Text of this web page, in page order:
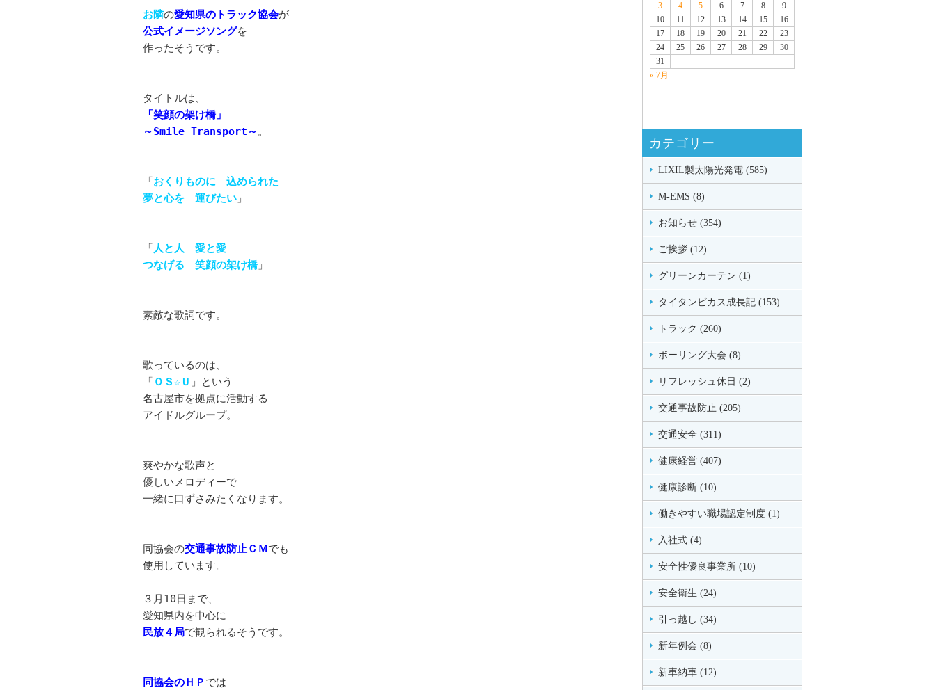
お隣の愛知県のトラック協会
公式イメージソングを
作ったそうです。
「笑顔の架け橋」
～Smile Transport～。
「 おくりものに　込められた
夢と心を　運びたい 」
「 人と人　愛と愛
つなげる　笑顔の架け橋 」
素敵な歌詞です。
歌っているのは、
「 ＯＳ☆Ｕ 」という
名古屋市を拠点に活動する
アイドルグループ。
爽やかな歌声と
優しいメロディーで
一緒に口ずさみたくなります。
同協会の交通事故防止ＣＭ でも
使用しています。
３月10日まで、
民放４局で観られるそうです。
同協会のＨＰ
3
4 5 6 7 8
9
10
11 12 13 14 15
16
17
18 19 20 21 22
23
24
25 26 27 28 29
30
31
« 7月
カテゴリー
LIXIL製太陽光発電 (585)
M-EMS (8)
お知らせ (354)
ご挨拶 (12)
グリーンカーテン (1)
タイタンビカス成長記 (153)
トラック (260)
ボーリング大会 (8)
リフレッシュ休日 (2)
交通事故防止 (205)
交通安全 (311)
健康経営 (407)
健康診断 (10)
働きやすい職場認定制度 (1)
入社式 (4)
安全性優良事業所 (10)
安全衛生 (24)
引っ越し (34)
新年例会 (8)
新車納車 (12)